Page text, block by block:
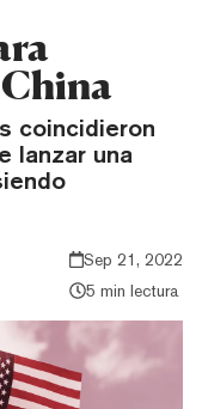
coincidieron
lanzar una
Sep 21, 2022
5 min lectura